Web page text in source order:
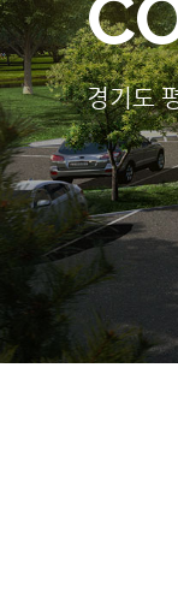
경기도